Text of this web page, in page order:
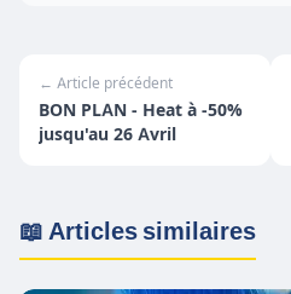
← Article précédent
BON PLAN - Heat à -50%
jusqu'au 26 Avril
📖 Articles similaires